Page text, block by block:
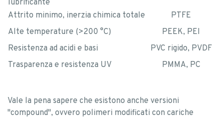
lubrificante
Attrito minimo, inerzia chimica totale
PTFE
Alte temperature (>200 °C)
PEEK, PEI
Resistenza ad acidi e basi
PVC rigido, PVDF
Trasparenza e resistenza UV
PMMA, PC
Vale la pena sapere che esistono anche versioni
"compound", ovvero polimeri modificati con cariche